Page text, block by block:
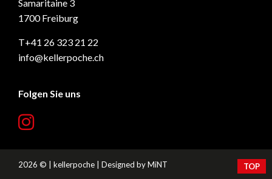
TOP
Samaritaine 3
1700 Freiburg
T+41 26 323 21 22
info@kellerpoche.ch
Folgen Sie uns
2026 © | kellerpoche | Designed byMiNT